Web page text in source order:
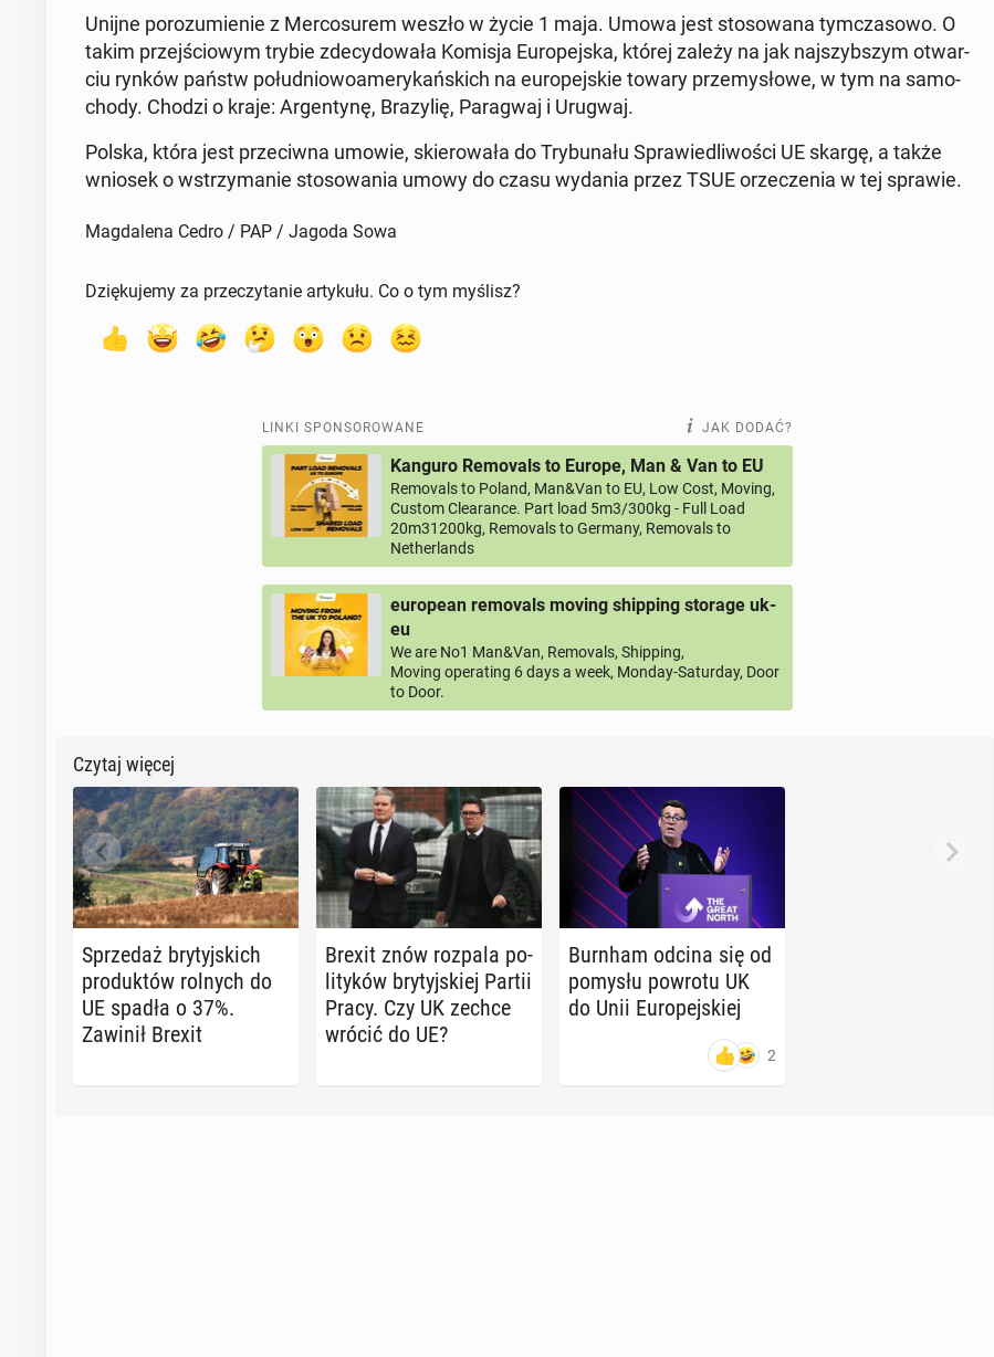
Unijne po­ro­zu­mie­nie z Mer­co­su­rem weszło w życie 1 maja. Umowa jest sto­so­wa­na tym­cza­so­wo. O
takim przej­ścio­wym trybie zde­cy­do­wa­ła Komisja Eu­ro­pej­ska, której zależy na jak naj­szyb­szym otwar­
ciu rynków państw po­łu­dnio­wo­ame­ry­kań­skich na eu­ro­pej­skie towary prze­my­sło­we, w tym na sa­mo­
cho­dy. Chodzi o kraje: Ar­gen­ty­nę, Bra­zy­lię, Pa­ra­gwaj i Urugwaj.
Polska, która jest prze­ciw­na umowie, skie­ro­wa­ła do Try­bu­na­łu Spra­wie­dli­wo­ści UE skargę, a także
wniosek o wstrzy­ma­nie sto­so­wa­nia umowy do czasu wydania przez TSUE orze­cze­nia w tej sprawie.
Magdalena Cedro / PAP / Jagoda Sowa
Dziękujemy za przeczytanie artykułu. Co o tym myślisz?
LINKI SPONSOROWANE JAK DODAĆ?
Kanguro Removals to Europe, Man & Van to EU
Removals to Poland, Man&Van to EU, Low Cost, Moving,
Custom Clearance. Part load 5m3/300kg - Full Load
20m31200kg, Removals to Germany, Removals to
Netherlands
european removals moving shipping storage uk-
eu
We are No1 Man&Van, Removals, Shipping,
Moving operating 6 days a week, Monday-Saturday, Door
to Door.
Czytaj więcej
Sprze­daż bry­tyj­skich
pro­duk­tów rolnych do
UE spadła o 37%.
Zawinił Brexit
Brexit znów rozpala po­
li­ty­ków bry­tyj­skiej Partii
Pracy. Czy UK zechce
wrócić do UE?
Burnham odcina się od
pomysłu powrotu UK
do Unii Eu­ro­pej­skiej
2